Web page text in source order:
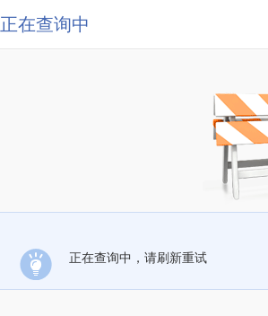
正在查询中
正在查询中，请刷新重试